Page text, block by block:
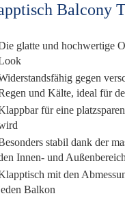
Balcony
glatte und hochwertige
gegen
und Kälte, ideal für
für eine
stabil dank der
Innen- und Außenbereich
mit den
Balkon